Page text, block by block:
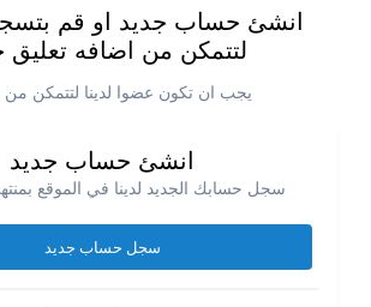
انشئ حساب جديد او قم
لتتمكن من اضافه تعليق
يجب ان تكون عضوا لدينا لتتمكن من
انشئ حساب جديد
سجل حسابك الجديد لدينا في الموقع
سجل حساب جديد